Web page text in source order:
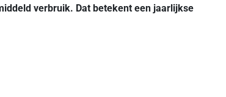
verbruik. Dat betekent een jaarlijkse